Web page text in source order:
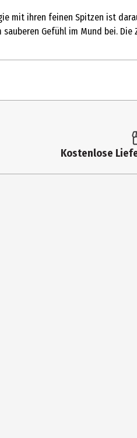
mit ihren feinen Spitzen ist
Gefühl im Mund bei.
Kostenlose